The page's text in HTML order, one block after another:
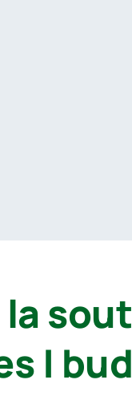
|